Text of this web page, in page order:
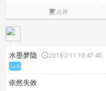
点评
水墨梦隐 2018-2-11 10:47:45
Lv.6
依然失效